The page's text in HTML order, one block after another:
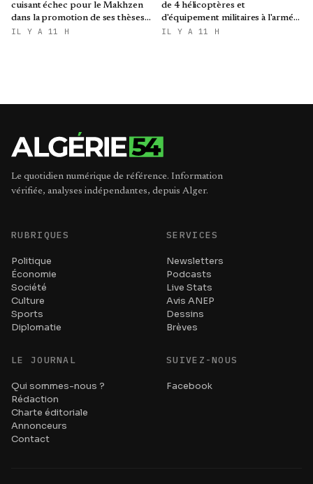
cuisant échec pour le Makhzen
dans la promotion de ses thèses
colonialistes
IL Y A 11 H
de 4 hélicoptères et
d'équipement militaires à l'armée
nigérienne
IL Y A 11 H
Le quotidien numérique de référence. Information
vérifiée, analyses indépendantes, depuis Alger.
RUBRIQUES
Politique
Économie
Société
Culture
Sports
Diplomatie
SERVICES
Newsletters
Podcasts
Live Stats
Avis ANEP
Dessins
Brèves
LE JOURNAL
Qui sommes-nous ?
Rédaction
Charte éditoriale
Annonceurs
Contact
SUIVEZ-NOUS
Facebook